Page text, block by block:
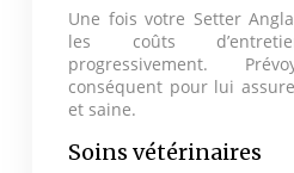
Une fois votre Setter
les coûts
progressivement.
conséquent pour lui
et saine.
Soins vétérinaires